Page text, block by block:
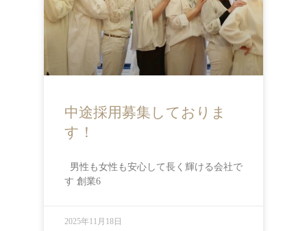
中途採用募集しておりま
す！
男性も女性も安心して長く輝ける会社で
す 創業6
2025年11月18日